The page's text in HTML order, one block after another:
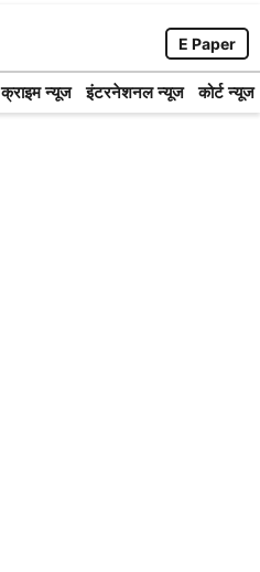
E Paper
क्राइम न्यूज इंटरनेशनल न्यूज कोर्ट न्यूज